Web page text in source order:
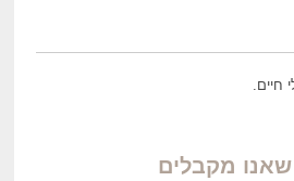
חיים.
מקבלים